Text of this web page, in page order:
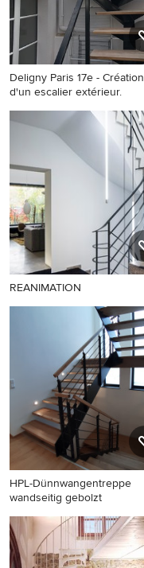
Deligny Paris 17e - Création
d'un escalier extérieur.
REANIMATION
HPL-Dünnwangentreppe
wandseitig gebolzt